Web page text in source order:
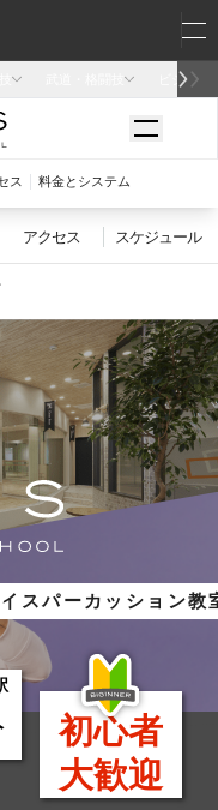
アクセス スケジュール
イスパーカッション教
初心者
大歓迎